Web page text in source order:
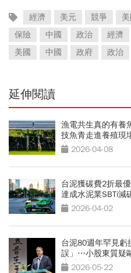
經濟 美元 競爭
保險
中國 政治 經濟
美國
中國 政府 政治
延伸閱讀
漁電共生真的有養
技魚青走進養殖現
永續觀光
2026-04-08
台泥獲碳費2折最
達成水泥業SBTi減
2026-04-02
台泥80週年罕見虧
誤」⋯小股東質疑
這叫學費
2026-05-22